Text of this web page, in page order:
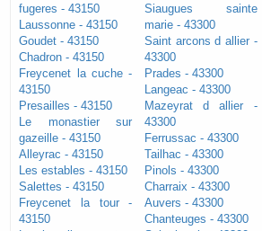
fugeres - 43150
Laussonne - 43150
Goudet - 43150
Chadron - 43150
Freycenet la cuche -
43150
Presailles - 43150
Le monastier sur
gazeille - 43150
Alleyrac - 43150
Les estables - 43150
Salettes - 43150
Freycenet la tour -
43150
Siaugues sainte
marie - 43300
Saint arcons d allier -
43300
Prades - 43300
Langeac - 43300
Mazeyrat d allier -
43300
Ferrussac - 43300
Tailhac - 43300
Pinols - 43300
Charraix - 43300
Auvers - 43300
Chanteuges - 43300